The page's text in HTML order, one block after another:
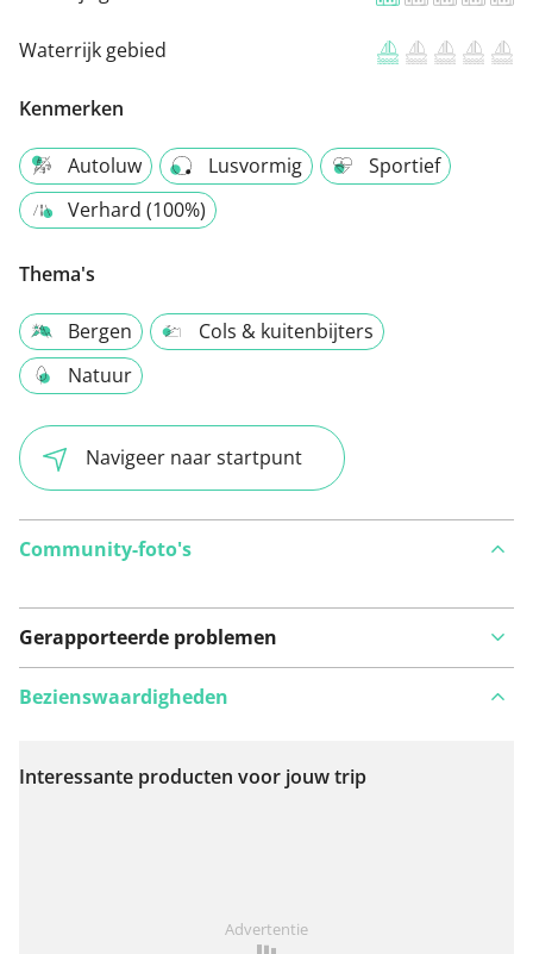
Waterrijk gebied
Kenmerken
Autoluw Lusvormig
Sportief
Verhard (100%)
Thema's
Bergen
Cols & kuitenbijters
Natuur
Navigeer naar startpunt
Community-foto's
Gerapporteerde problemen
Bekijk op kaart
Bezienswaardigheden
Interessante producten voor jouw trip
Advertentie